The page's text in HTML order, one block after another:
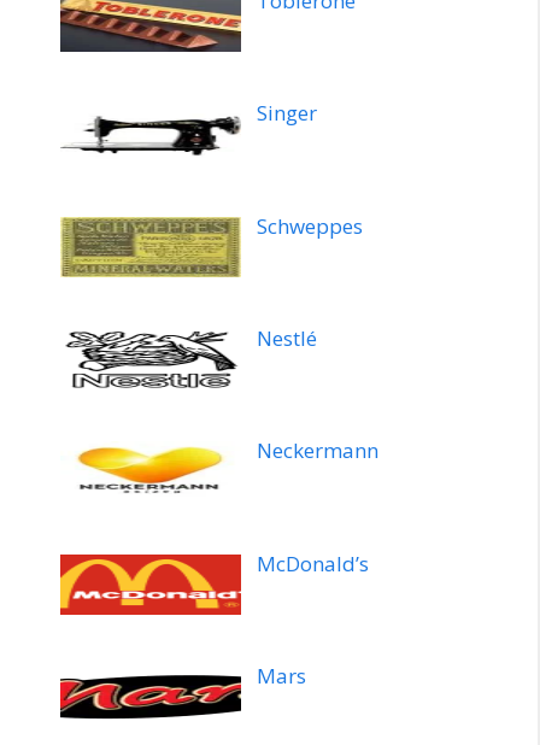
Singer
Schweppes
Nestlé
Neckermann
McDonald’s
Mars